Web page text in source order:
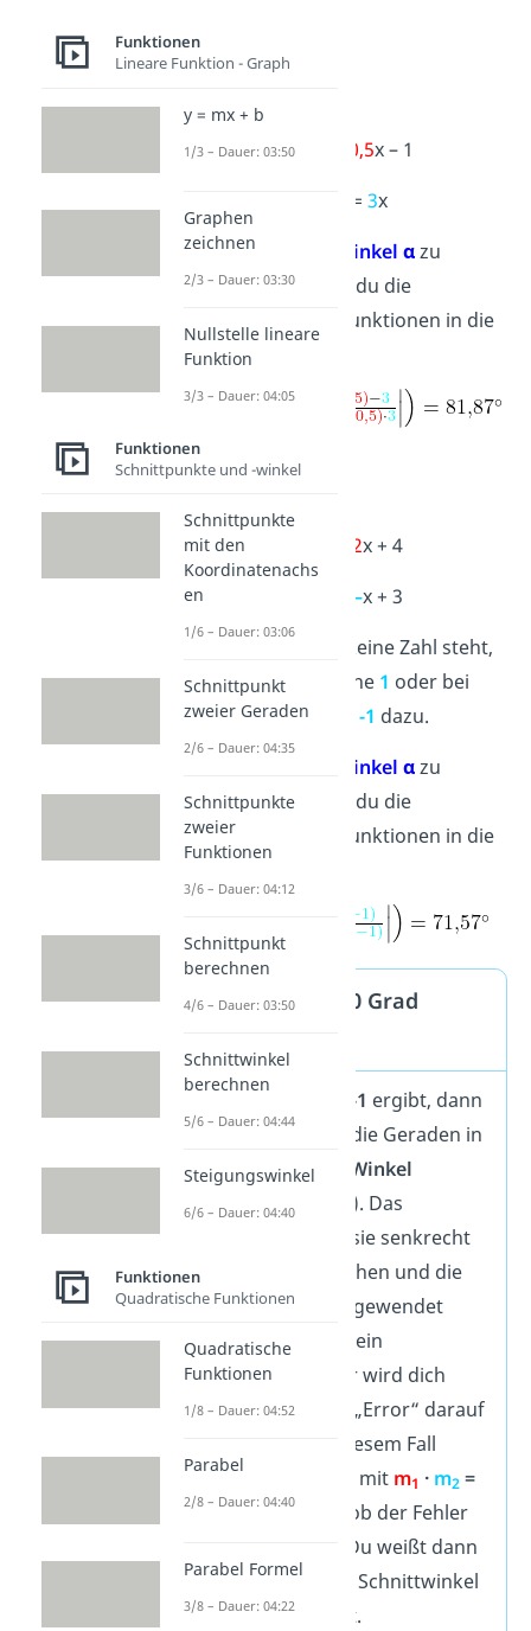
g: y = -0,5x – 1
h: y =3x
Um den
Schnittwinkel αzu
bestimmen, setzt du die
Steigungen der Funktionen in die
Formel ein:
2x + 4
–x + 3
Wenn vor dem x keine Zahl steht,
dann denke dir eine 1 oder bei
einem Minus eine-1 dazu.
Schnittwinkel αzu
bestimmen, setzt du die
Steigungen der Funktionen in die
Ausnahme: 90 Grad
= -1 ergibt, dann
schneiden sich die Geraden in
einem90 Grad Winkel
(rechter Winkel). Das
bedeutet, dass sie senkrecht
aufeinander stehen und die
Formel nicht angewendet
werden kann. Dein
Taschenrechner wird dich
aber mit einem „Error“ darauf
hinweisen. In diesem Fall
kannst du dann mit m1 · m2 =
-1überprüfen, ob der Fehler
daher kommt. Du weißt dann
direkt, dass der Schnittwinkel
90 Grad beträgt.
Funktionen
Lineare Funktion - Graph
y = mx + b
1/3 – Dauer: 03:50
Graphen
zeichnen
2/3 – Dauer: 03:30
Nullstelle lineare
Funktion
3/3 – Dauer: 04:05
Funktionen
Schnittpunkte und -winkel
Schnittpunkte
mit den
Koordinatenachs
en
1/6 – Dauer: 03:06
Schnittpunkt
zweier Geraden
2/6 – Dauer: 04:35
Schnittpunkte
zweier
Funktionen
3/6 – Dauer: 04:12
Schnittpunkt
berechnen
4/6 – Dauer: 03:50
Schnittwinkel
berechnen
5/6 – Dauer: 04:44
Steigungswinkel
6/6 – Dauer: 04:40
Funktionen
Quadratische Funktionen
Quadratische
Funktionen
1/8 – Dauer: 04:52
Parabel
2/8 – Dauer: 04:40
Parabel Formel
3/8 – Dauer: 04:22